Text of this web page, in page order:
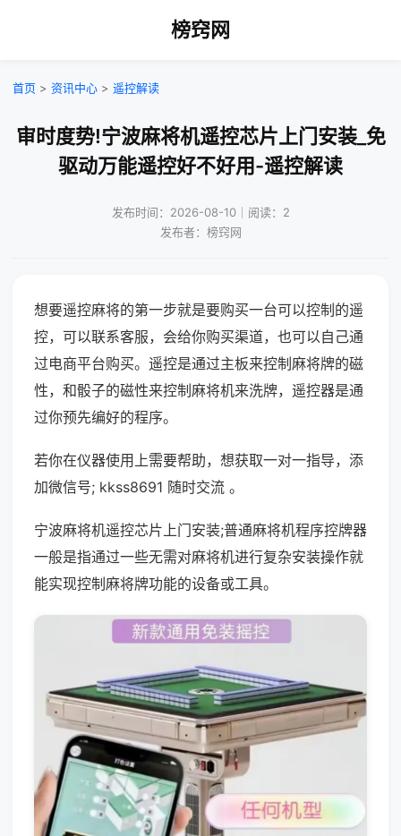
榜窍网
首页 > 资讯中心 > 遥控解读
审时度势!宁波麻将机遥控芯片上门安装_免
驱动万能遥控好不好用-遥控解读
发布时间：2026-08-10｜阅读：2
发布者：榜窍网
想要遥控麻将的第一步就是要购买一台可以控制的遥
控，可以联系客服，会给你购买渠道，也可以自己通
过电商平台购买。遥控是通过主板来控制麻将牌的磁
性，和骰子的磁性来控制麻将机来洗牌，遥控器是通
过你预先编好的程序。
若你在仪器使用上需要帮助，想获取一对一指导，添
加微信号; kkss8691 随时交流 。
宁波麻将机遥控芯片上门安装;普通麻将机程序控牌器
一般是指通过一些无需对麻将机进行复杂安装操作就
能实现控制麻将牌功能的设备或工具。